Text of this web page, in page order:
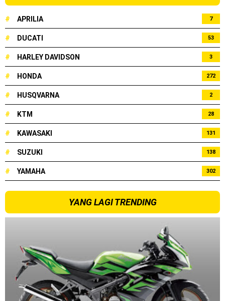
# APRILIA 7
# DUCATI 53
# HARLEY DAVIDSON 3
# HONDA 272
# HUSQVARNA 2
# KTM 28
# KAWASAKI 131
# SUZUKI 138
# YAMAHA 302
YANG LAGI TRENDING